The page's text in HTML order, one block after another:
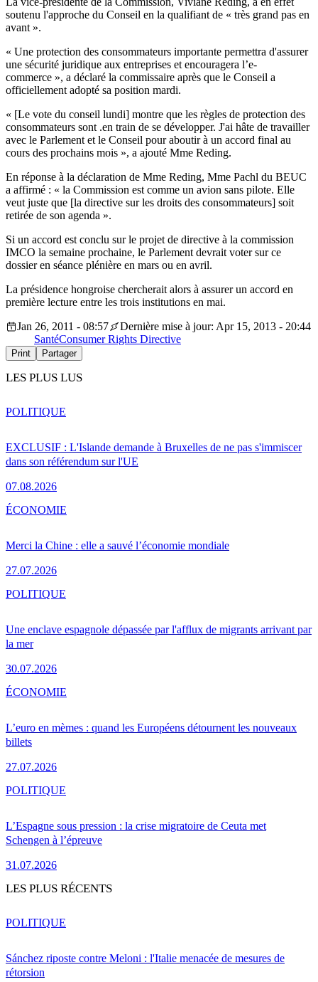
soutenu l'approche du Conseil en la qualifiant de « très grand pas en
avant ».
« Une protection des consommateurs importante permettra d'assurer
une sécurité juridique aux entreprises et encouragera l’e-
commerce », a déclaré la commissaire après que le Conseil a
officiellement adopté sa position mardi.
« [Le vote du conseil lundi] montre que les règles de protection des
consommateurs sont .en train de se développer. J'ai hâte de travailler
avec le Parlement et le Conseil pour aboutir à un accord final au
cours des prochains mois », a ajouté Mme Reding.
En réponse à la déclaration de Mme Reding, Mme Pachl du BEUC
a affirmé : « la Commission est comme un avion sans pilote. Elle
veut juste que [la directive sur les droits des consommateurs] soit
retirée de son agenda ».
Si un accord est conclu sur le projet de directive à la commission
IMCO la semaine prochaine, le Parlement devrait voter sur ce
dossier en séance plénière en mars ou en avril.
La présidence hongroise chercherait alors à assurer un accord en
première lecture entre les trois institutions en mai.
Jan 26, 2011 - 08:57
Dernière mise à jour: Apr 15, 2013 - 20:44
SantéConsumer Rights Directive
Print Partager
LES PLUS LUS
EXCLUSIF : L'Islande demande à Bruxelles de ne pas s'immiscer
dans son référendum sur l'UE
07.08.2026
POLITIQUE
Merci la Chine : elle a sauvé l’économie mondiale
27.07.2026
ÉCONOMIE
Une enclave espagnole dépassée par l'afflux de migrants arrivant par
la mer
30.07.2026
POLITIQUE
L’euro en mèmes : quand les Européens détournent les nouveaux
billets
27.07.2026
ÉCONOMIE
L’Espagne sous pression : la crise migratoire de Ceuta met
Schengen à l’épreuve
31.07.2026
POLITIQUE
LES PLUS RÉCENTS
Sánchez riposte contre Meloni : l'Italie menacée de mesures de
rétorsion
POLITIQUE